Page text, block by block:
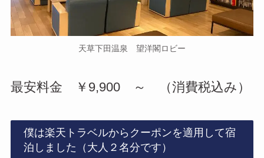
天草下田温泉 望洋閣ロビー
最安料金 ￥9,900 ～ （消費税込み）
僕は楽天トラベルからクーポンを適用して宿
泊しました（大人２名分です）